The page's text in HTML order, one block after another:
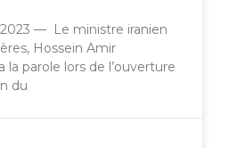
— Le ministre iranien
Hossein Amir
la parole lors de l’ouverture
du